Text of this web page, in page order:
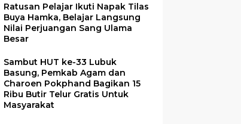
Ratusan Pelajar Ikuti Napak Tilas
Buya Hamka, Belajar Langsung
Nilai Perjuangan Sang Ulama
Besar
Sambut HUT ke-33 Lubuk
Basung, Pemkab Agam dan
Charoen Pokphand Bagikan 15
Ribu Butir Telur Gratis Untuk
Masyarakat